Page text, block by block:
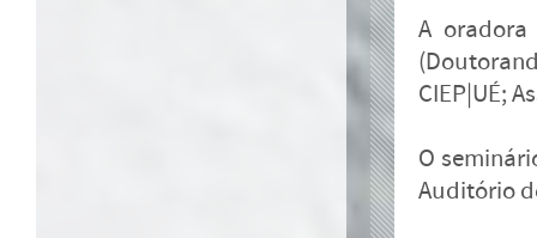
A oradora
CIEP|UÉ;
O
Auditório